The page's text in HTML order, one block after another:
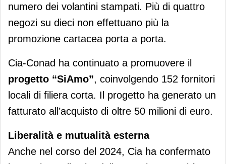
numero dei volantini stampati. Più di quattro
negozi su dieci non effettuano più la
promozione cartacea porta a porta.
Cia-Conad ha continuato a promuovere il
progetto “SiAmo”, coinvolgendo 152 fornitori
locali di filiera corta. Il progetto ha generato un
fatturato all’acquisto di oltre 50 milioni di euro.
Liberalità e mutualità esterna
Anche nel corso del 2024, Cia ha confermato